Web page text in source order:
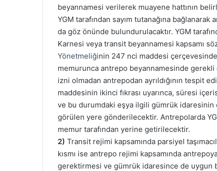
beyannamesi verilerek muayene hattının
YGM tarafından sayım tutanağına
da göz önünde bulundurulacaktır. YGM
Karnesi veya transit beyannamesi kapsamı
Yönetmeliğinin 247 nci maddesi
memurunca antrepo beyannamesinde gerekli
izni olmadan antrepodan ayrıldığının tespit
maddesinin ikinci fıkrası uyarınca, süresi
ve bu durumdaki eşya ilgili gümrük
görülen yere gönderilecektir. Antrepolarda
memur tarafından yerine getirilecektir.
2) Transit rejimi kapsamında parsiyel
kısmı ise antrepo rejimi kapsamında
gerektirmesi ve gümrük idaresince de uygun